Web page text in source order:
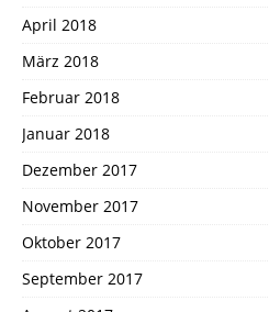
April 2018
März 2018
Februar 2018
Januar 2018
Dezember 2017
November 2017
Oktober 2017
September 2017